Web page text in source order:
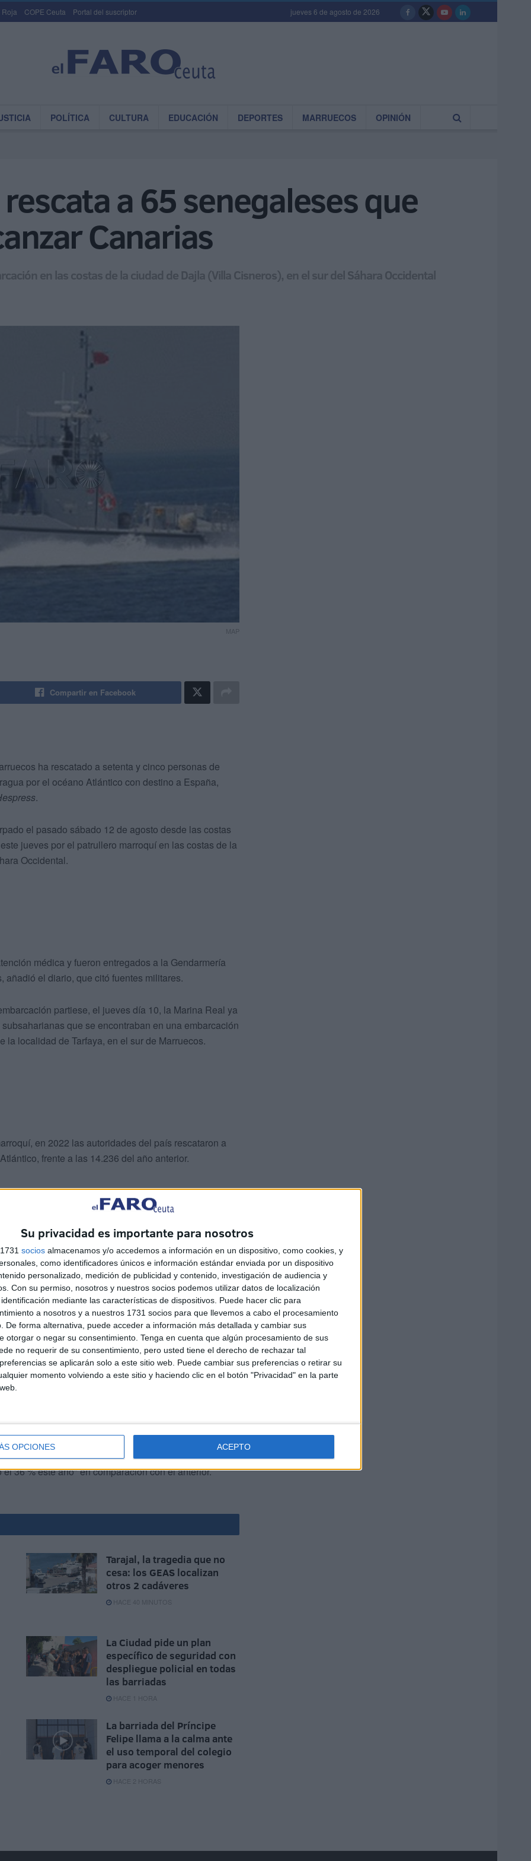
Su privacidad es importante para nosotros
socios almacenamos y/o accedemos a información en un dispositivo, como cookies, y
como identificadores únicos e información estándar enviada por un dispositivo
personalizado, medición de publicidad y contenido, investigación de audiencia y
Con su permiso, nosotros y nuestros socios podemos utilizar datos de localización
mediante las características de dispositivos. Puede hacer clic para
a nosotros y a nuestros 1731 socios para que llevemos a cabo el procesamiento
De forma alternativa, puede acceder a información más detallada y cambiar sus
otorgar o negar su consentimiento. Tenga en cuenta que algún procesamiento de sus
no requerir de su consentimiento, pero usted tiene el derecho de rechazar tal
se aplicarán solo a este sitio web. Puede cambiar sus preferencias o retirar su
momento volviendo a este sitio y haciendo clic en el botón "Privacidad" en la parte
OPCIONES ACEPTO
Roja COPE Ceuta Portal del suscriptor jueves 6 de agosto de 2026
POLÍTICA CULTURA EDUCACIÓN DEPORTES MARRUECOS OPINIÓN
a 65 senegaleses que
Canarias
en las costas de la ciudad de Dajla (Villa Cisneros), en el sur del Sáhara Occidental
MAP
Compartir en Facebook
ha rescatado a setenta y cinco personas de
por el océano Atlántico con destino a España,
.
el pasado sábado 12 de agosto desde las costas
jueves por el patrullero marroquí en las costas de la
Occidental.
médica y fueron entregados a la Gendarmería
añadió el diario, que citó fuentes militares.
partiese, el jueves día 10, la Marina Real ya
que se encontraban en una embarcación
localidad de Tarfaya, en el sur de Marruecos.
en 2022 las autoridades del país rescataron a
frente a las 14.236 del año anterior.
marroquíes han rescatado de aguas del sur de
migrantes de embarcaciones que se dirigían a las
según los datos facilitados a EFE por el
que, gracias a la vigilancia de las playas, "se ha
hacia Europa", sobre todo en la zona atlántica,
36 % este año" en comparación con el anterior.
Tarajal, la tragedia que no
cesa: los GEAS localizan
otros 2 cadáveres
HACE 40 MINUTOS
La Ciudad pide un plan
específico de seguridad con
despliegue policial en todas
las barriadas
HACE 1 HORA
La barriada del Príncipe
Felipe llama a la calma ante
el uso temporal del colegio
para acoger menores
HACE 2 HORAS